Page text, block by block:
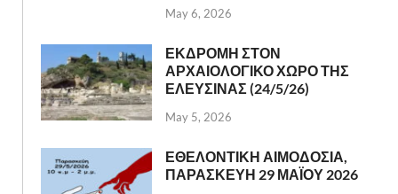
May 6, 2026
ΕΚΔΡΟΜΗ ΣΤΟΝ
ΑΡΧΑΙΟΛΟΓΙΚΟ ΧΩΡΟ ΤΗΣ
ΕΛΕΥΣΙΝΑΣ (24/5/26)
May 5, 2026
ΕΘΕΛΟΝΤΙΚΗ ΑΙΜΟΔΟΣΙΑ,
ΠΑΡΑΣΚΕΥΗ 29 ΜΑΪΟΥ 2026